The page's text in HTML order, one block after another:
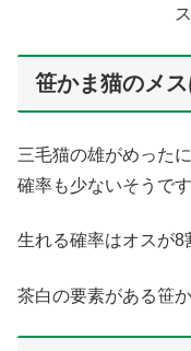
笹かま猫のメ
三毛猫の雄がめった
確率も少ないそうです
生れる確率はオスが8
茶白の要素がある笹